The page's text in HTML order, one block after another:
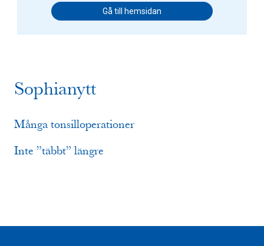
Gå till hemsidan
Sophianytt
Många tonsilloperationer
Inte ”täbbt” längre